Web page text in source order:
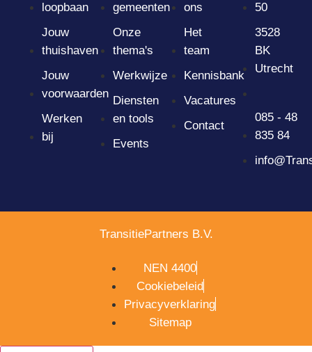
loopbaan
Jouw
thuishaven
Jouw
voorwaarden
Werken
bij
gemeenten
Onze
thema's
Werkwijze
Diensten
en tools
Events
ons
Het
team
Kennisbank
Vacatures
Contact
50
3528
BK
Utrecht
085 - 48
835 84
TransitiePartners B.V.
NEN 4400
Cookiebeleid
Privacyverklaring
Sitemap